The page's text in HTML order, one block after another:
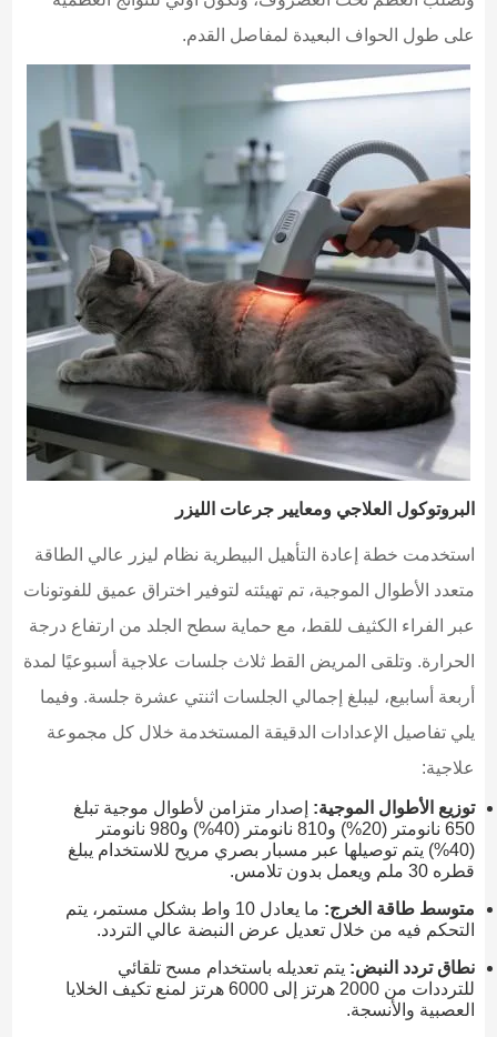
على طول الحواف البعيدة لمفاصل القدم.
البروتوكول العلاجي ومعايير جرعات الليزر
استخدمت خطة إعادة التأهيل البيطرية نظام ليزر عالي الطاقة
متعدد الأطوال الموجية، تم تهيئته لتوفير اختراق عميق للفوتونات
عبر الفراء الكثيف للقط، مع حماية سطح الجلد من ارتفاع درجة
الحرارة. وتلقى المريض القط ثلاث جلسات علاجية أسبوعيًا لمدة
أربعة أسابيع، ليبلغ إجمالي الجلسات اثنتي عشرة جلسة. وفيما
يلي تفاصيل الإعدادات الدقيقة المستخدمة خلال كل مجموعة
علاجية:
توزيع الأطوال الموجية: إصدار متزامن لأطوال موجية تبلغ
650 نانومتر (20%) و810 نانومتر (40%) و980 نانومتر
(40%) يتم توصيلها عبر مسبار بصري مريح للاستخدام يبلغ
قطره 30 ملم ويعمل بدون تلامس.
متوسط طاقة الخرج:
ما يعادل 10 واط بشكل مستمر، يتم
التحكم فيه من خلال تعديل عرض النبضة عالي التردد.
نطاق تردد النبض: يتم تعديله باستخدام مسح تلقائي
للترددات من 2000 هرتز إلى 6000 هرتز لمنع تكيف الخلايا
العصبية والأنسجة.